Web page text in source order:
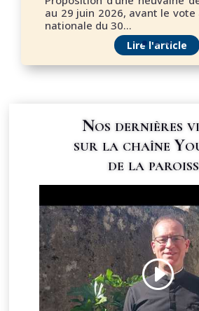
au 29 juin 2026, avant le vote
nationale du 30...
Lire l'article
Nos dernières
sur la chaîne
de la
Cliquez pour accepter
marketing et activer ce